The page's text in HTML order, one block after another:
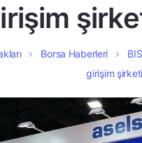
Borsa Haberleri
girişim